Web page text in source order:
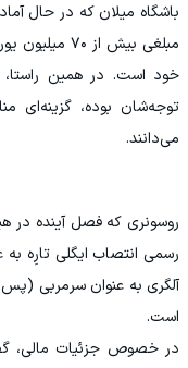
باشگاه میلان که در حال
مبلغی بیش از
خود است. در همین راستا،
توجه‌شان بوده، گزینه‌ای
می‌دانند.
روسونری که فصل آینده در
رسمی انتصاب ایگلی تارِه
است.
در خصوص جزئیات مالی،